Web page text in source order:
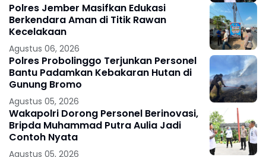
Polres Jember Masifkan Edukasi
Berkendara Aman di Titik Rawan
Kecelakaan
Agustus 06, 2026
Polres Probolinggo Terjunkan Personel
Bantu Padamkan Kebakaran Hutan di
Gunung Bromo
Agustus 05, 2026
Wakapolri Dorong Personel Berinovasi,
Bripda Muhammad Putra Aulia Jadi
Contoh Nyata
Agustus 05, 2026